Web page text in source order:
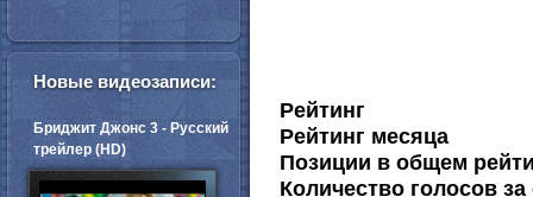
Рейтинг
Рейтинг месяца
Позиции в общем
Количество голосов за
Новые видеозаписи:
Бриджит Джонс 3 - Русский
трейлер (HD)